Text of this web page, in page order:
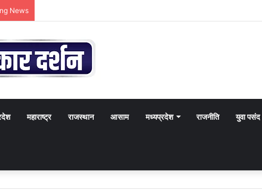
News
महाराष्ट्र राजस्थान आसाम मध्यप्रदेश राजनीति युवा पसंद